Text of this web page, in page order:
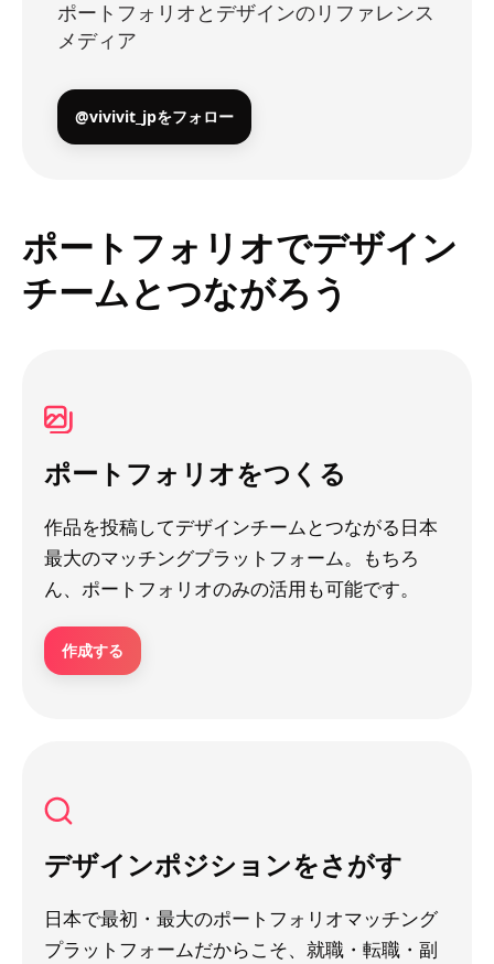
ポートフォリオとデザインのリファレンス
メディア
@vivivit_jpをフォロー
ポートフォリオでデザイン
チームとつながろう
ポートフォリオをつくる
作品を投稿してデザインチームとつながる日本
最大のマッチングプラットフォーム。もちろ
ん、ポートフォリオのみの活用も可能です。
作成する
デザインポジションをさがす
日本で最初・最大のポートフォリオマッチング
プラットフォームだからこそ、就職・転職・副